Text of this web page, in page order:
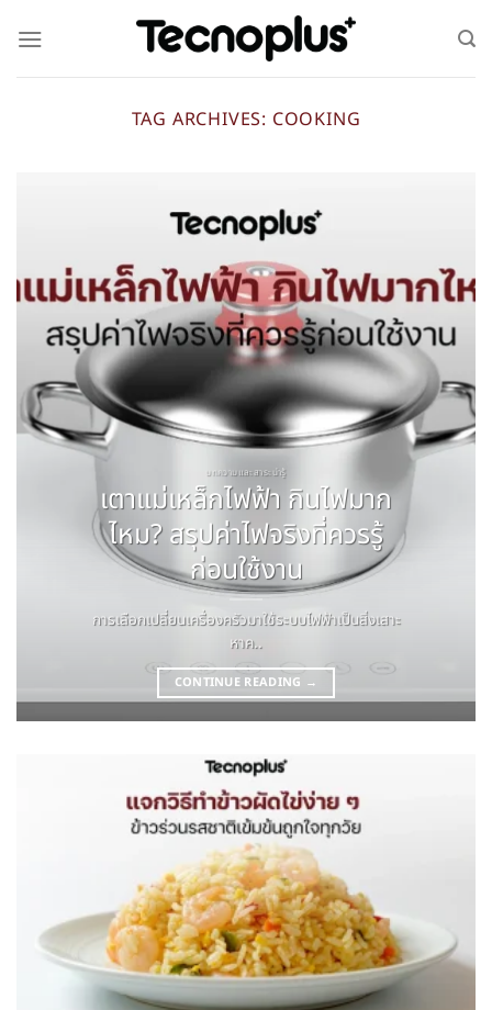
TAG ARCHIVES: COOKING
บทความและสาระน่ารู้
เตาแม่เหล็กไฟฟ้า กินไฟมาก
ไหม? สรุปค่าไฟจริงที่ควรรู้
ก่อนใช้งาน
การเลือกเปลี่ยนเครื่องครัวมาใช้ระบบไฟฟ้าเป็นสิ่งเสาะ
หาค..
CONTINUE READING →